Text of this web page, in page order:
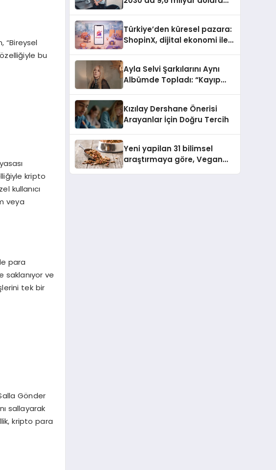
“Bireysel
bu
kripto
kullanıcı
veya
para
saklanıyor ve
tek bir
Gönder
sallayarak
kripto para
Türkiye’den küresel pazara:
ShopinX, dijital ekonomi ile
Ayla Selvi Şarkılarını Aynı
Albümde Topladı: “Kayıp
Kızılay Dershane Önerisi
Arayanlar İçin Doğru Tercih
Yeni yapilan 31 bilimsel
araştırmaya göre, Vegan